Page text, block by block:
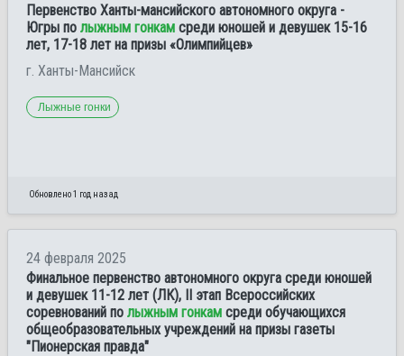
Первенство Ханты-мансийского автономного округа -
Югры по лыжным гонкам среди юношей и девушек 15-16
лет, 17-18 лет на призы «Олимпийцев»
г. Ханты-Мансийск
Лыжные гонки
Обновлено 1 год назад
24 февраля 2025
Финальное первенство автономного округа среди юношей
и девушек 11-12 лет (ЛК), II этап Всероссийских
соревнований по лыжным гонкам среди обучающихся
общеобразовательных учреждений на призы газеты
"Пионерская правда"